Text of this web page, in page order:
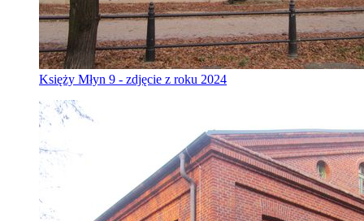
Księży Młyn 9 - zdjęcie z roku 2024